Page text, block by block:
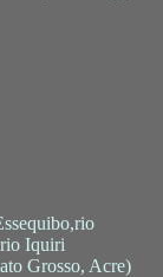
Iquiri
Grosso, Acre)